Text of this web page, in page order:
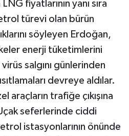
fiyatlarının yanı sıra
türevi olan bürün
söyleyen Erdoğan,
enerji tüketimlerini
salgını günlerinden
devreye aldılar.
trafiğe çıkışına
seferlerinde ciddi
istasyonlarının önünde